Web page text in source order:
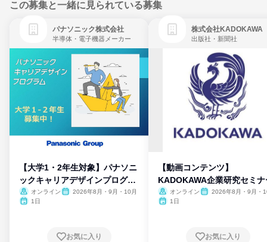
この募集と一緒に見られている募集
パナソニック株式会社
半導体・電子機器メーカー
【大学1・2年生対象】パナソニ
ックキャリアデザインプログラ
ム
オンライン
2026年8月・9月・10月
1日
お気に入り
株式会社KADOKAWA
出版社・新聞社
【動画コンテンツ】
KADOKAWA企業研究セミナ
オンライン
2026年8月・9月・
1日
お気に入り